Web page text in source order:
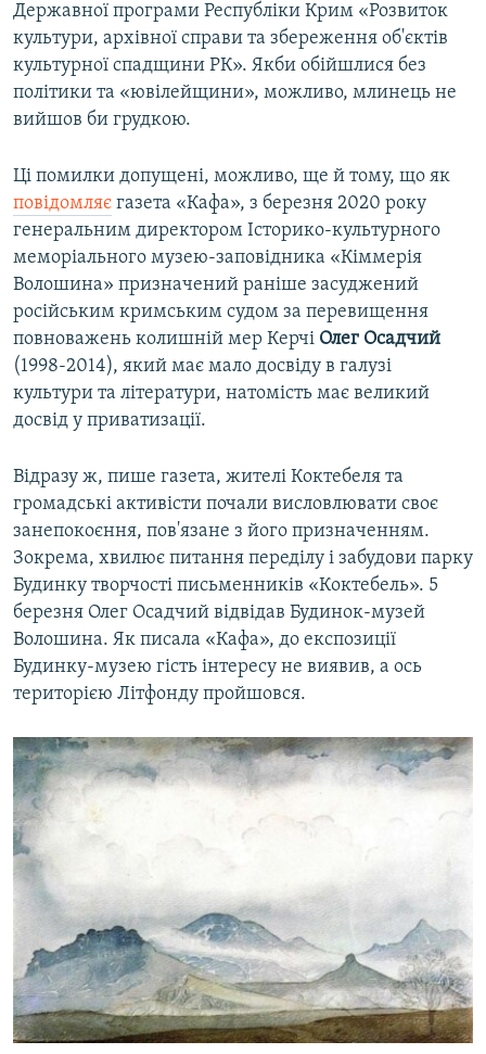
Державної програми Республіки Крим «Розвиток
культури, архівної справи та збереження об'єктів
культурної спадщини РК». Якби обійшлися без
політики та «ювілейщини», можливо, млинець не
вийшов би грудкою.
Ці помилки допущені, можливо, ще й тому, що як
повідомляє газета «Кафа», з березня 2020 року
генеральним директором Історико-культурного
меморіального музею-заповідника «Кіммерія
Волошина» призначений раніше засуджений
російським кримським судом за перевищення
повноважень колишній мер Керчі Олег Осадчий
(1998-2014), який має мало досвіду в галузі
культури та літератури, натомість має великий
досвід у приватизації.
Відразу ж, пише газета, жителі Коктебеля та
громадські активісти почали висловлювати своє
занепокоєння, пов'язане з його призначенням.
Зокрема, хвилює питання переділу і забудови парку
Будинку творчості письменників «Коктебель». 5
березня Олег Осадчий відвідав Будинок-музей
Волошина. Як писала «Кафа», до експозиції
Будинку-музею гість інтересу не виявив, а ось
територією Літфонду пройшовся.